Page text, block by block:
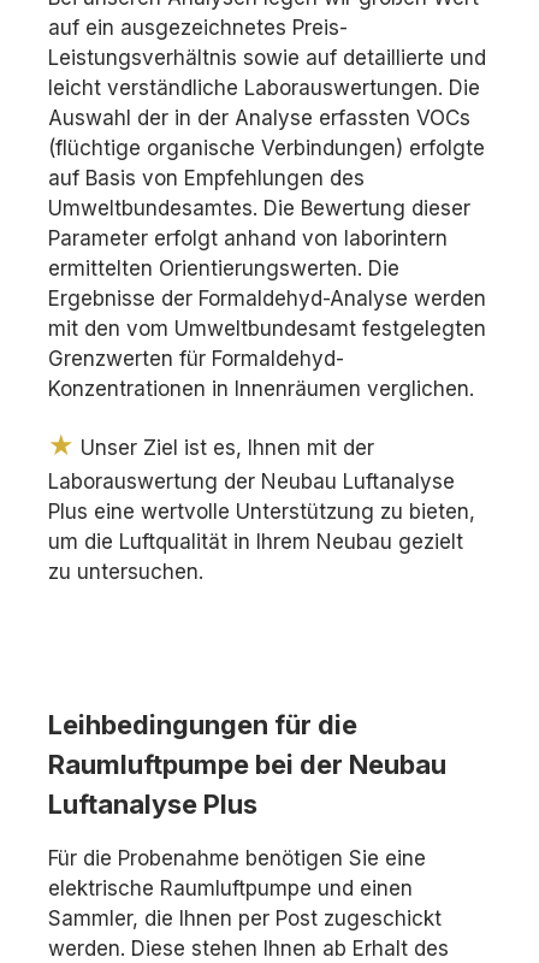
auf ein ausgezeichnetes Preis-
Leistungsverhältnis sowie auf detaillierte und
leicht verständliche Laborauswertungen. Die
Auswahl der in der Analyse erfassten VOCs
(flüchtige organische Verbindungen) erfolgte
auf Basis von Empfehlungen des
Umweltbundesamtes. Die Bewertung dieser
Parameter erfolgt anhand von laborintern
ermittelten Orientierungswerten. Die
Ergebnisse der Formaldehyd-Analyse werden
mit den vom Umweltbundesamt festgelegten
Grenzwerten für Formaldehyd-
Konzentrationen in Innenräumen verglichen.
★ Unser Ziel ist es, Ihnen mit der
Laborauswertung der Neubau Luftanalyse
Plus eine wertvolle Unterstützung zu bieten,
um die Luftqualität in Ihrem Neubau gezielt
zu untersuchen.
Leihbedingungen für die
Raumluftpumpe bei der Neubau
Luftanalyse Plus
Für die Probenahme benötigen Sie eine
elektrische Raumluftpumpe und einen
Sammler, die Ihnen per Post zugeschickt
werden. Diese stehen Ihnen ab Erhalt des